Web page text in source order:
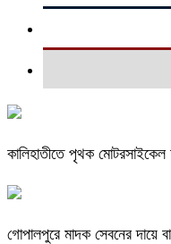
কালিহাতীতে পৃথক
গোপালপুরে মাদক সেবনের দায়ে